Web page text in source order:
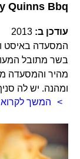
Quinns Bbq
עודכן ב: 2013
המסעדה באיסט
בשר מתובל
מהיר והמסעדה
ומהנה. יש לה
המשך לקרוא